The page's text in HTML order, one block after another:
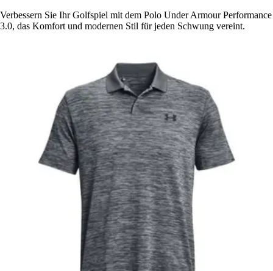
Verbessern Sie Ihr Golfspiel mit dem Polo Under Armour Performance
3.0, das Komfort und modernen Stil für jeden Schwung vereint.